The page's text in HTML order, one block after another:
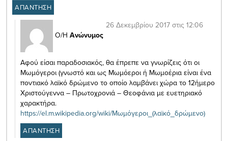
ΑΠΑΝΤΗΣΗ
Ο/Η Ανώνυμος
26 Δεκεμβρίου 2017 στις 12:06
Αφού είσαι παραδοσιακός, θα έπρεπε να γνωρίζεις ότι οι
Μωμόγεροι (γνωστό και ως Μωμόεροι ή Μωμοέρια είναι ένα
ποντιακό λαϊκό δρώμενο το οποίο λαμβάνει χώρα το 12ήμερο
Χριστούγεννα – Πρωτοχρονιά – Θεοφάνια με ευετηριακό
χαρακτήρα.
https://el.m.wikipedia.org/wiki/Μωμόγεροι_(λαϊκό_δρώμενο)
ΑΠΑΝΤΗΣΗ